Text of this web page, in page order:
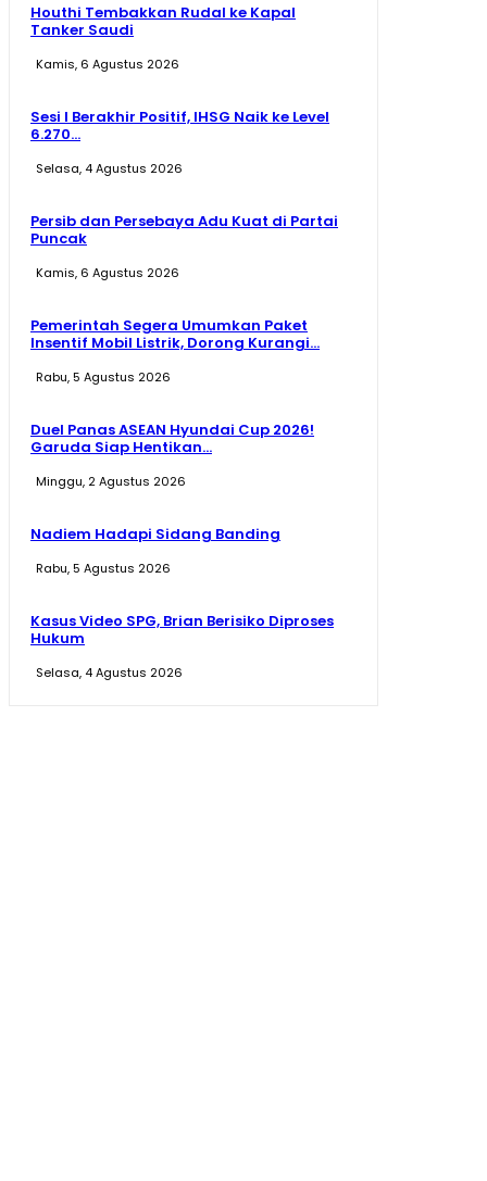
Houthi Tembakkan Rudal ke Kapal
Tanker Saudi
Kamis, 6 Agustus 2026
Sesi I Berakhir Positif, IHSG Naik ke Level
6.270...
Selasa, 4 Agustus 2026
Persib dan Persebaya Adu Kuat di Partai
Puncak
Kamis, 6 Agustus 2026
Pemerintah Segera Umumkan Paket
Insentif Mobil Listrik, Dorong Kurangi...
Rabu, 5 Agustus 2026
Duel Panas ASEAN Hyundai Cup 2026!
Garuda Siap Hentikan...
Minggu, 2 Agustus 2026
Nadiem Hadapi Sidang Banding
Rabu, 5 Agustus 2026
Kasus Video SPG, Brian Berisiko Diproses
Hukum
Selasa, 4 Agustus 2026